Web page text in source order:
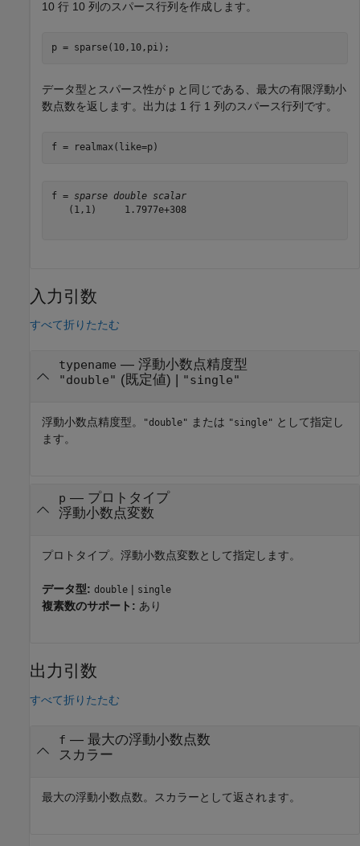
10 行 10 列のスパース行列を作成します。
p = sparse(10,10,pi);
データ型とスパース性が p と同じである、最大の有限浮動小
数点数を返します。出力は 1 行 1 列のスパース行列です。
f = realmax(like=p)
f = sparse double scalar
   (1,1)     1.7977e+308
入力引数
すべて折りたたむ
typename — 浮動小数点精度型
"double" (既定値) | "single"
浮動小数点精度型。 "double" または "single" として指定し
ます。
p — プロトタイプ
浮動小数点変数
プロトタイプ。浮動小数点変数として指定します。
データ型: double | single
複素数のサポート: あり
出力引数
すべて折りたたむ
f — 最大の浮動小数点数
スカラー
最大の浮動小数点数。スカラーとして返されます。